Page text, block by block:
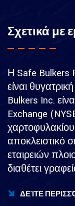
Σχετικά με
Η Safe Bulkers
είναι
Bulkers Inc.
Exchange
αποκλειστικό
εταιρειών
διαθέτει
ΔΕΊΤΕ